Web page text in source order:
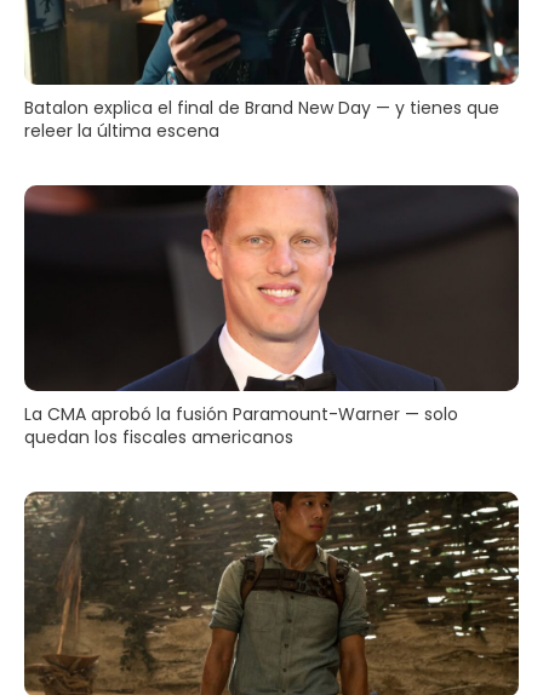
Batalon explica el final de Brand New Day — y tienes que
releer la última escena
La CMA aprobó la fusión Paramount-Warner — solo
quedan los fiscales americanos